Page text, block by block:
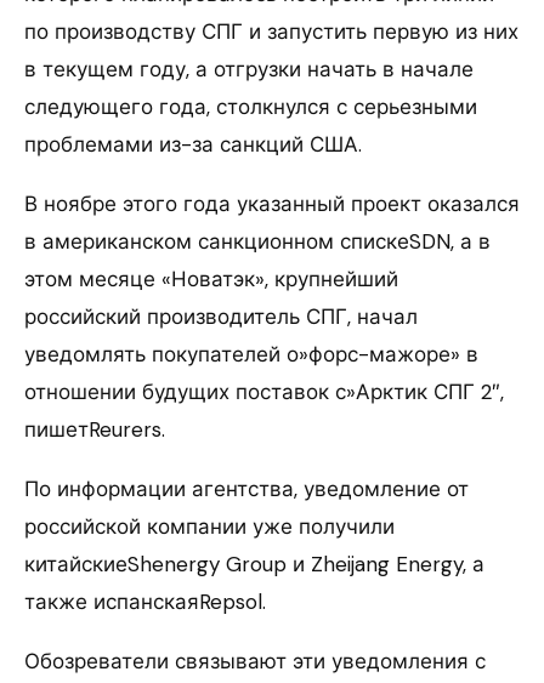
по производству СПГ и запустить первую из них
в текущем году, а отгрузки начать в начале
следующего года, столкнулся с серьезными
проблемами из-за санкций США.
В ноябре этого года указанный проект оказался
в американском санкционном спискеSDN, а в
этом месяце «Новатэк», крупнейший
российский производитель СПГ, начал
уведомлять покупателей о»форс-мажоре» в
отношении будущих поставок с»Арктик СПГ 2″,
пишетReurers.
По информации агентства, уведомление от
российской компании уже получили
китайскиеShenergy Group и Zheijang Energy, а
также испанскаяRepsol.
Обозреватели связывают эти уведомления с